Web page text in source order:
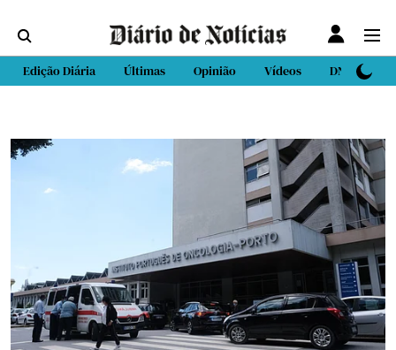
Edição Diária Últimas Opinião Vídeos DN Sport